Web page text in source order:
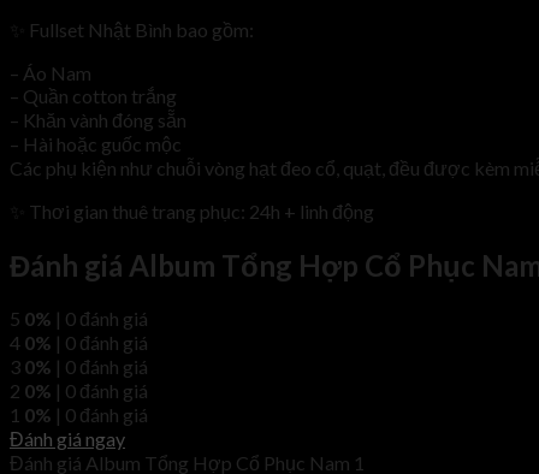
✨ Fullset Nhật Bình bao gồm:
– Áo Nam
– Quần cotton trắng
– Khăn vành đóng sẵn
– Hài hoặc guốc mộc
Các phụ kiện như chuỗi vòng hạt đeo cổ, quạt, đều được kèm
✨ Thơi gian thuê trang phục: 24h + linh động
Đánh giá Album Tổng Hợp Cổ Phục
5 0% | 0 đánh giá
4 0% | 0 đánh giá
3 0% | 0 đánh giá
2 0% | 0 đánh giá
1 0% | 0 đánh giá
Đánh giá ngay
Đánh giá Album Tổng Hợp Cổ Phục Nam 1